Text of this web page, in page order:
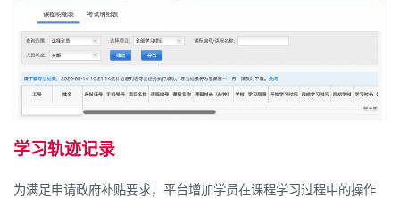
学习轨迹记录
为满足申请政府补贴要求，平台增加学员在课程学习过程中的操作